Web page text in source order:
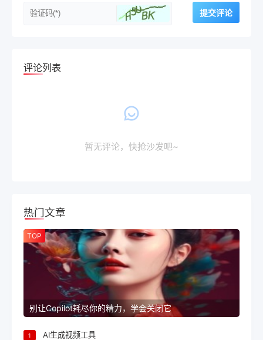
评论列表
暂无评论，快抢沙发吧~
热门文章
TOP
别让Copilot耗尽你的精力，学会关闭它
1 AI生成视频工具